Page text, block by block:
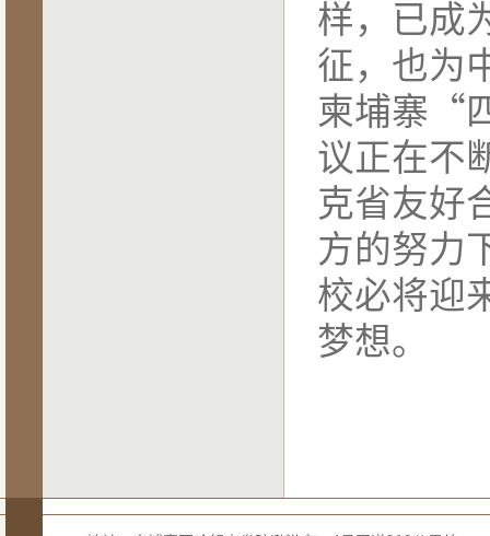
样，已成
征，也为
柬埔寨“
议正在不
克省友好
方的努力
校必将迎
梦想。